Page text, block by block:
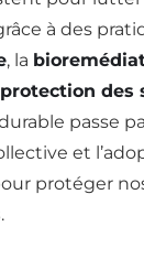
à des
, la
protection des
passe
et
protéger
.